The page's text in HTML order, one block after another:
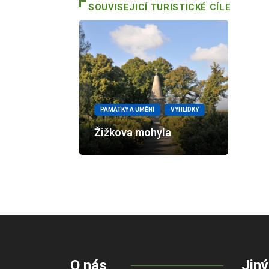
SOUVISEJICÍ TURISTICKÉ CÍLE
PAMÁTKY A UMĚNÍ VYHLÍDKY
Žižkova mohyla
O nás